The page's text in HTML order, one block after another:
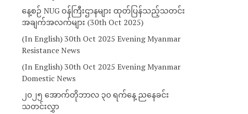
နေ့စဉ် NUG ဝန်ကြီးဌာနများ ထုတ်ပြန်သည့်သတင်း
အချက်အလက်များ (30th Oct 2025)
(In English) 30th Oct 2025 Evening Myanmar
Resistance News
(In English) 30th Oct 2025 Evening Myanmar
Domestic News
၂၀၂၅ အောက်တိုဘာလ ၃၀ ရက်နေ့ ညနေခင်း
သတင်းလွှာ